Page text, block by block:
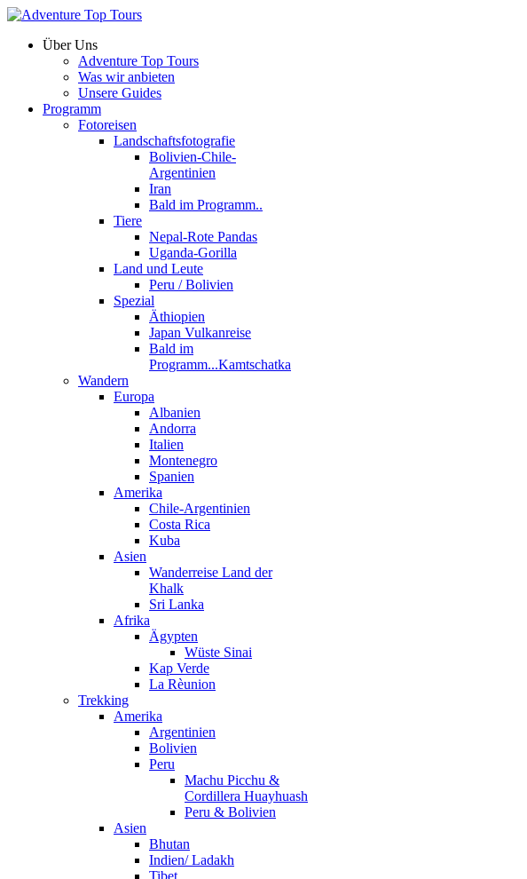
Über Uns
Adventure Top Tours
Was wir anbieten
Unsere Guides
Programm
Fotoreisen
Landschaftsfotografie
Bolivien-Chile-
Argentinien
Iran
Bald im Programm..
Tiere
Nepal-Rote Pandas
Uganda-Gorilla
Land und Leute
Peru / Bolivien
Spezial
Äthiopien
Japan Vulkanreise
Bald im
Programm...Kamtschatka
Wandern
Europa
Albanien
Andorra
Italien
Montenegro
Spanien
Amerika
Chile-Argentinien
Costa Rica
Kuba
Asien
Wanderreise Land der
Khalk
Sri Lanka
Afrika
Ägypten
Wüste Sinai
Kap Verde
La Rèunion
Trekking
Amerika
Argentinien
Bolivien
Peru
Machu Picchu &
Cordillera Huayhuash
Peru & Bolivien
Asien
Bhutan
Indien/ Ladakh
Tibet